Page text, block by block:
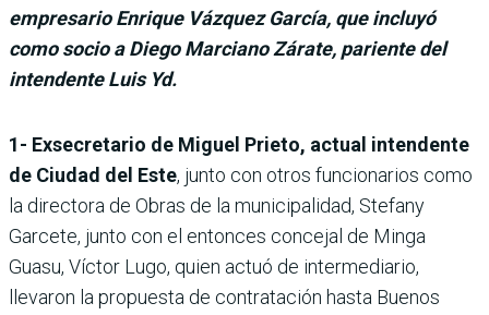
empresario Enrique Vázquez García, que incluyó
como socio a Diego Marciano Zárate, pariente del
intendente Luis Yd.
1- Exsecretario de Miguel Prieto, actual intendente
de Ciudad del Este, junto con otros funcionarios como
la directora de Obras de la municipalidad, Stefany
Garcete, junto con el entonces concejal de Minga
Guasu, Víctor Lugo, quien actuó de intermediario,
llevaron la propuesta de contratación hasta Buenos